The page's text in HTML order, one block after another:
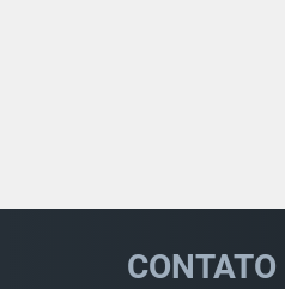
CONTATO